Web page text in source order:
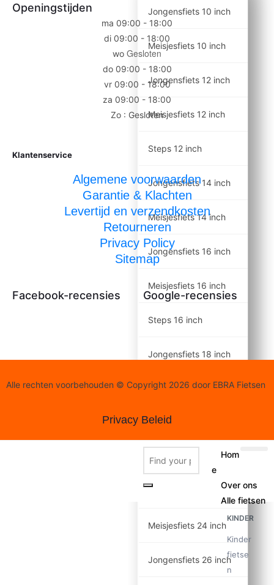
Jongensfiets 10 inch
Meisjesfiets 10 inch
Jongensfiets 12 inch
Meisjesfiets 12 inch
Steps 12 inch
Jongensfiets 14 inch
Meisjesfiets 14 inch
Jongensfiets 16 inch
Meisjesfiets 16 inch
Steps 16 inch
Jongensfiets 18 inch
Meisjesfiets 18 inch
Jongensfiets 20 inch
Meisjesfiets 20 inch
Jongensfiets 24 inch
Meisjesfiets 24 inch
Jongensfiets 26 inch
Openingstijden
ma 09:00 - 18:00
di 09:00 - 18:00
wo Gesloten
do 09:00 - 18:00
vr 09:00 - 18:00
za 09:00 - 18:00
Zo : Gesloten
Klantenservice
Algemene voorwaarden
Garantie & Klachten
Levertijd en verzendkosten
Retourneren
Privacy Policy
Sitemap
Facebook-recensies Google-recensies
Alle rechten voorbehouden © Copyright 2026 door EBRA Fietsen
Privacy Beleid
Hom
e
Over ons
Alle fietsen
KINDER
Kinder
fietse
n